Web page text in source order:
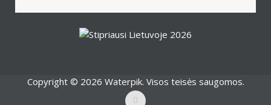
Copyright © 2026 Waterpik. Visos teisės saugomos.